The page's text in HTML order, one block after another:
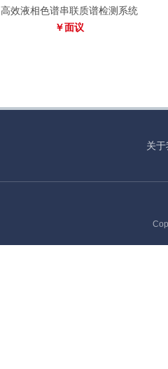
高效液相色谱串联质谱检测系统
￥面议
关